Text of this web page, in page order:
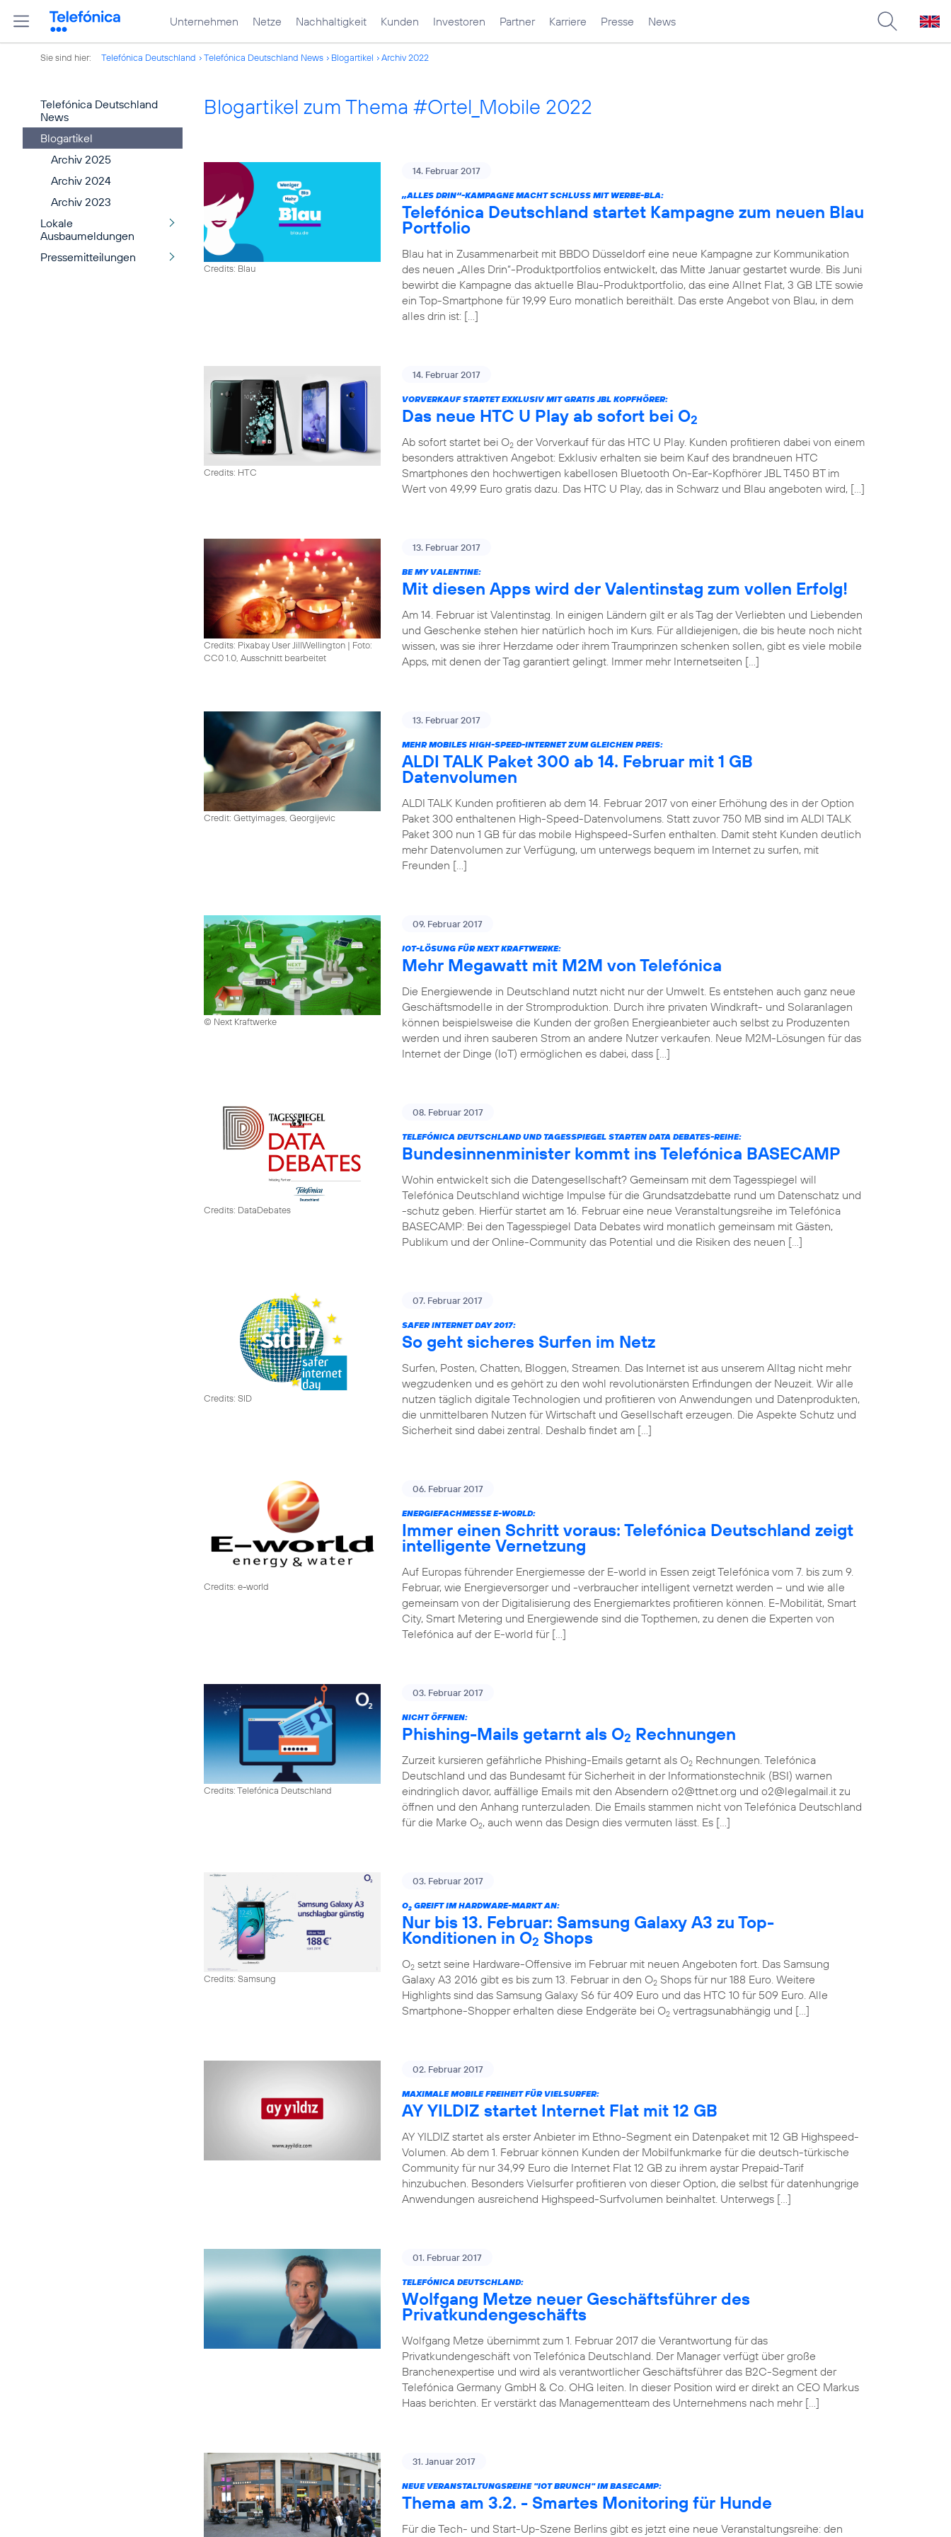
Unternehmen Netze Nachhaltigkeit Kunden Investoren Partner Karriere Presse News
Sie sind hier: Telefónica Deutschland Telefónica Deutschland News Blogartikel Archiv 2022
Telefónica Deutschland
News
Blogartikel
Archiv 2025
Archiv 2024
Archiv 2023
Lokale
Ausbaumeldungen
Pressemitteilungen
Blogartikel zum Thema #Ortel_Mobile 2022
Credits: Blau
14. Februar 2017
„ALLES DRIN“-KAMPAGNE MACHT SCHLUSS MIT WERBE-BLA:
Telefónica Deutschland startet Kampagne zum neuen Blau
Portfolio
Blau hat in Zusammenarbeit mit BBDO Düsseldorf eine neue Kampagne zur Kommunikation
des neuen „Alles Drin“-Produktportfolios entwickelt, das Mitte Januar gestartet wurde. Bis Juni
bewirbt die Kampagne das aktuelle Blau-Produktportfolio, das eine Allnet Flat, 3 GB LTE sowie
ein Top-Smartphone für 19,99 Euro monatlich bereithält. Das erste Angebot von Blau, in dem
alles drin ist: […]
Credits: HTC
14. Februar 2017
VORVERKAUF STARTET EXKLUSIV MIT GRATIS JBL KOPFHÖRER:
Das neue HTC U Play ab sofort bei O2
Ab sofort startet bei O2 der Vorverkauf für das HTC U Play. Kunden profitieren dabei von einem
besonders attraktiven Angebot: Exklusiv erhalten sie beim Kauf des brandneuen HTC
Smartphones den hochwertigen kabellosen Bluetooth On-Ear-Kopfhörer JBL T450 BT im
Wert von 49,99 Euro gratis dazu. Das HTC U Play, das in Schwarz und Blau angeboten wird, […]
Credits: Pixabay User JillWellington | Foto:
CC0 1.0, Ausschnitt bearbeitet
13. Februar 2017
BE MY VALENTINE:
Mit diesen Apps wird der Valentinstag zum vollen Erfolg!
Am 14. Februar ist Valentinstag. In einigen Ländern gilt er als Tag der Verliebten und Liebenden
und Geschenke stehen hier natürlich hoch im Kurs. Für alldiejenigen, die bis heute noch nicht
wissen, was sie ihrer Herzdame oder ihrem Traumprinzen schenken sollen, gibt es viele mobile
Apps, mit denen der Tag garantiert gelingt. Immer mehr Internetseiten […]
Credit: Gettyimages, Georgijevic
13. Februar 2017
MEHR MOBILES HIGH-SPEED-INTERNET ZUM GLEICHEN PREIS:
ALDI TALK Paket 300 ab 14. Februar mit 1 GB
Datenvolumen
ALDI TALK Kunden profitieren ab dem 14. Februar 2017 von einer Erhöhung des in der Option
Paket 300 enthaltenen High-Speed-Datenvolumens. Statt zuvor 750 MB sind im ALDI TALK
Paket 300 nun 1 GB für das mobile Highspeed-Surfen enthalten. Damit steht Kunden deutlich
mehr Datenvolumen zur Verfügung, um unterwegs bequem im Internet zu surfen, mit
Freunden […]
© Next Kraftwerke
09. Februar 2017
IOT-LÖSUNG FÜR NEXT KRAFTWERKE:
Mehr Megawatt mit M2M von Telefónica
Die Energiewende in Deutschland nutzt nicht nur der Umwelt. Es entstehen auch ganz neue
Geschäftsmodelle in der Stromproduktion. Durch ihre privaten Windkraft- und Solaranlagen
können beispielsweise die Kunden der großen Energieanbieter auch selbst zu Produzenten
werden und ihren sauberen Strom an andere Nutzer verkaufen. Neue M2M-Lösungen für das
Internet der Dinge (IoT) ermöglichen es dabei, dass […]
Credits: DataDebates
08. Februar 2017
TELEFÓNICA DEUTSCHLAND UND TAGESSPIEGEL STARTEN DATA DEBATES-REIHE:
Bundesinnenminister kommt ins Telefónica BASECAMP
Wohin entwickelt sich die Datengesellschaft? Gemeinsam mit dem Tagesspiegel will
Telefónica Deutschland wichtige Impulse für die Grundsatzdebatte rund um Datenschatz und
-schutz geben. Hierfür startet am 16. Februar eine neue Veranstaltungsreihe im Telefónica
BASECAMP: Bei den Tagesspiegel Data Debates wird monatlich gemeinsam mit Gästen,
Publikum und der Online-Community das Potential und die Risiken des neuen […]
Credits: SID
07. Februar 2017
SAFER INTERNET DAY 2017:
So geht sicheres Surfen im Netz
Surfen, Posten, Chatten, Bloggen, Streamen. Das Internet ist aus unserem Alltag nicht mehr
wegzudenken und es gehört zu den wohl revolutionärsten Erfindungen der Neuzeit. Wir alle
nutzen täglich digitale Technologien und profitieren von Anwendungen und Datenprodukten,
die unmittelbaren Nutzen für Wirtschaft und Gesellschaft erzeugen. Die Aspekte Schutz und
Sicherheit sind dabei zentral. Deshalb findet am […]
Credits: e-world
06. Februar 2017
ENERGIEFACHMESSE E-WORLD:
Immer einen Schritt voraus: Telefónica Deutschland zeigt
intelligente Vernetzung
Auf Europas führender Energiemesse der E-world in Essen zeigt Telefónica vom 7. bis zum 9.
Februar, wie Energieversorger und -verbraucher intelligent vernetzt werden – und wie alle
gemeinsam von der Digitalisierung des Energiemarktes profitieren können. E-Mobilität, Smart
City, Smart Metering und Energiewende sind die Topthemen, zu denen die Experten von
Telefónica auf der E-world für […]
Credits: Telefónica Deutschland
03. Februar 2017
NICHT ÖFFNEN:
Phishing-Mails getarnt als O2 Rechnungen
Zurzeit kursieren gefährliche Phishing-Emails getarnt als O2 Rechnungen. Telefónica
Deutschland und das Bundesamt für Sicherheit in der Informationstechnik (BSI) warnen
eindringlich davor, auffällige Emails mit den Absendern o2@ttnet.org und o2@legalmail.it zu
öffnen und den Anhang runterzuladen. Die Emails stammen nicht von Telefónica Deutschland
für die Marke O2, auch wenn das Design dies vermuten lässt. Es […]
Credits: Samsung
03. Februar 2017
O2 GREIFT IM HARDWARE-MARKT AN:
Nur bis 13. Februar: Samsung Galaxy A3 zu Top-
Konditionen in O2 Shops
O2 setzt seine Hardware-Offensive im Februar mit neuen Angeboten fort. Das Samsung
Galaxy A3 2016 gibt es bis zum 13. Februar in den O2 Shops für nur 188 Euro. Weitere
Highlights sind das Samsung Galaxy S6 für 409 Euro und das HTC 10 für 509 Euro. Alle
Smartphone-Shopper erhalten diese Endgeräte bei O2 vertragsunabhängig und […]
02. Februar 2017
MAXIMALE MOBILE FREIHEIT FÜR VIELSURFER:
AY YILDIZ startet Internet Flat mit 12 GB
AY YILDIZ startet als erster Anbieter im Ethno-Segment ein Datenpaket mit 12 GB Highspeed-
Volumen. Ab dem 1. Februar können Kunden der Mobilfunkmarke für die deutsch-türkische
Community für nur 34,99 Euro die Internet Flat 12 GB zu ihrem aystar Prepaid-Tarif
hinzubuchen. Besonders Vielsurfer profitieren von dieser Option, die selbst für datenhungrige
Anwendungen ausreichend Highspeed-Surfvolumen beinhaltet. Unterwegs […]
01. Februar 2017
TELEFÓNICA DEUTSCHLAND:
Wolfgang Metze neuer Geschäftsführer des
Privatkundengeschäfts
Wolfgang Metze übernimmt zum 1. Februar 2017 die Verantwortung für das
Privatkundengeschäft von Telefónica Deutschland. Der Manager verfügt über große
Branchenexpertise und wird als verantwortlicher Geschäftsführer das B2C-Segment der
Telefónica Germany GmbH & Co. OHG leiten. In dieser Position wird er direkt an CEO Markus
Haas berichten. Er verstärkt das Managementteam des Unternehmens nach mehr […]
31. Januar 2017
NEUE VERANSTALTUNGSREIHE "IOT BRUNCH" IM BASECAMP:
Thema am 3.2. - Smartes Monitoring für Hunde
Für die Tech- und Start-Up-Szene Berlins gibt es jetzt eine neue Veranstaltungsreihe: den